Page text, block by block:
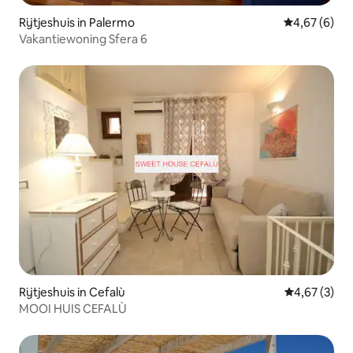
Rijtjeshuis in Palermo Gemiddelde
4,67 (6)
Vakantiewoning Sfera 6
Rijtjeshuis in Cefalù
4,67 (3)
MOOI HUIS CEFALÙ